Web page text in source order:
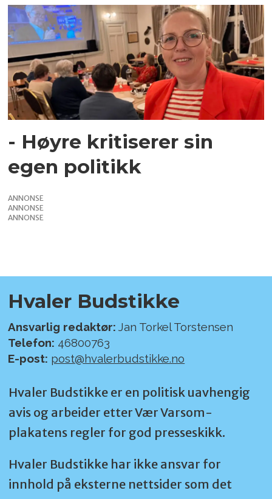
- Høyre kritiserer sin
egen politikk
ANNONSE
ANNONSE
ANNONSE
Hvaler Budstikke
Ansvarlig redaktør: Jan Torkel Torstensen
Telefon: 46800763
E-post: post@hvalerbudstikke.no
Hvaler Budstikke er en politisk uavhengig
avis og arbeider etter Vær Varsom-
plakatens regler for god presseskikk.
Hvaler Budstikke har ikke ansvar for
innhold på eksterne nettsider som det